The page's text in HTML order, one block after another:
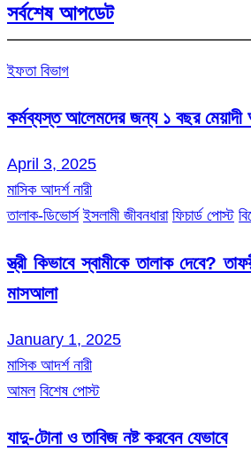
সর্বশেষ আপডেট
ইফতা বিভাগ
কর্মব্যস্ত আলেমদের জন্য ১ বছর মেয়াদী
April 3, 2025
মাসিক আদর্শ নারী
তালাক-ডিভোর্স ইসলামী জীবনধারা ফিচার্ড পোস্ট
স্ত্রী কিভাবে স্বামীকে তালাক দেবে?
মাসআলা
January 1, 2025
মাসিক আদর্শ নারী
আমল বিশেষ পোস্ট
যাদু-টোনা ও তাবিজ নষ্ট করবেন যেভাবে